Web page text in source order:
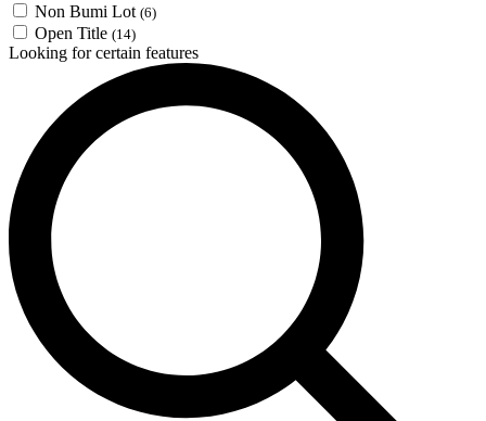
Non Bumi Lot (6)
Open Title (14)
Looking for certain features